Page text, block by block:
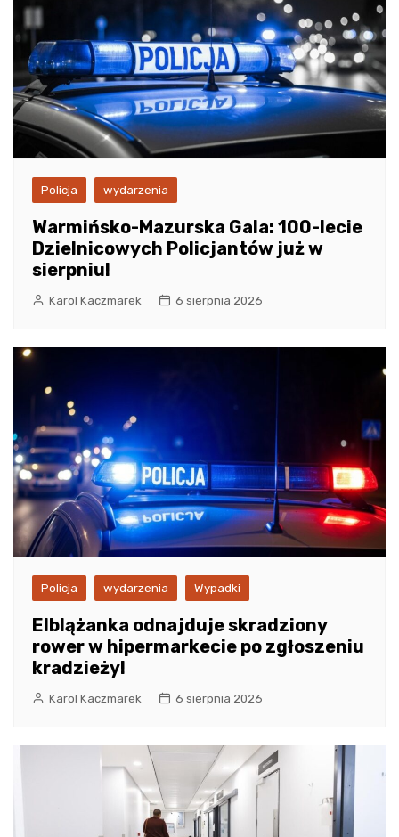
Policja wydarzenia
Warmińsko-Mazurska Gala: 100-lecie
Dzielnicowych Policjantów już w
sierpniu!
Karol Kaczmarek 6 sierpnia 2026
Policja wydarzenia Wypadki
Elblążanka odnajduje skradziony
rower w hipermarkecie po zgłoszeniu
kradzieży!
Karol Kaczmarek 6 sierpnia 2026